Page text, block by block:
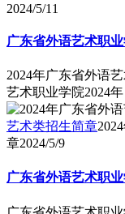
2024/5/11
广东省外语艺术职
2024年广东省外语
艺术职业学院2024
艺术类招生简章
章2024/5/9
广东省外语艺术职